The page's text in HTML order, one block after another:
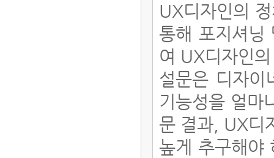
UX디자인의
통해 포지셔닝
여 UX디자인
설문은 디자
기능성을 얼마
문 결과, UX디
높게 추구해야